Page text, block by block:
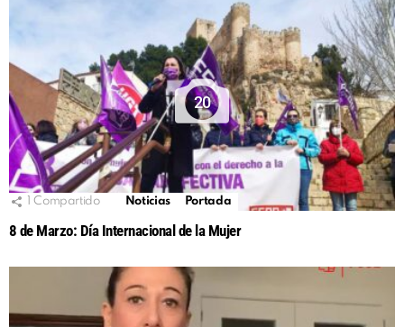
20
Compartido Noticias Portada
8 de Marzo: Día Internacional de la Mujer